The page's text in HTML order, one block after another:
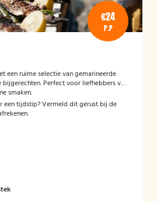
€24
P.P
een ruime selectie van gemarineerde
Perfect voor liefhebbers van
smaken.
een tijdstip? Vermeld dit gerust bij de